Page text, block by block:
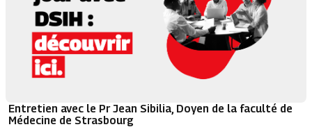
Entretien avec le Pr Jean Sibilia, Doyen de la faculté de
Médecine de Strasbourg